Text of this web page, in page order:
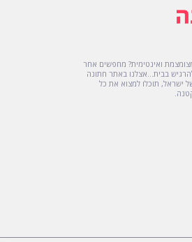
ואינטימית? מחפשים אחר
בבית...אצלנו באתר חתונה
ישראל, תוכלו למצוא את כל